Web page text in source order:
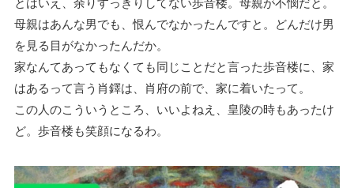
とはいえ、余りすっきりしてない歩音楼。母親が不憫だと。
母親はあんな男でも、恨んでなかったんですと。どんだけ男
を見る目がなかったんだか。
家なんてあってもなくても同じことだと言った歩音楼に、家
はあるって言う肖鐸は、肖府の前で、家に着いたって。
この人のこういうところ、いいよねえ、皇陵の時もあったけ
ど。歩音楼も笑顔になるわ。